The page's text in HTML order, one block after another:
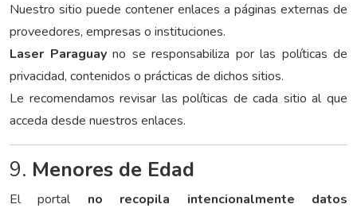
Nuestro sitio puede contener enlaces a páginas externas de
proveedores, empresas o instituciones.
Laser Paraguayno se responsabiliza por las políticas de
privacidad, contenidos o prácticas de dichos sitios.
Le recomendamos revisar las políticas de cada sitio al que
acceda desde nuestros enlaces.
9. Menores de Edad
El portal no recopila intencionalmente datos